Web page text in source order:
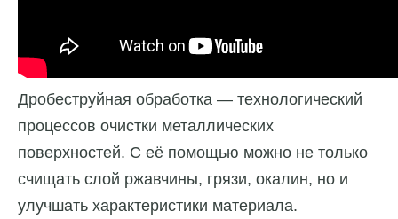
Дробеструйная обработка — технологический
процессов очистки металлических
поверхностей. С её помощью можно не только
счищать слой ржавчины, грязи, окалин, но и
улучшать характеристики материала.